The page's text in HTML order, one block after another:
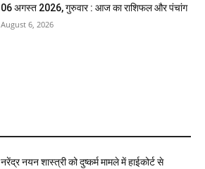
06 अगस्त 2026, गुरुवार : आज का राशिफल और पंचांग
August 6, 2026
नरेंद्र नयन शास्त्री को दुष्कर्म मामले में हाईकोर्ट से